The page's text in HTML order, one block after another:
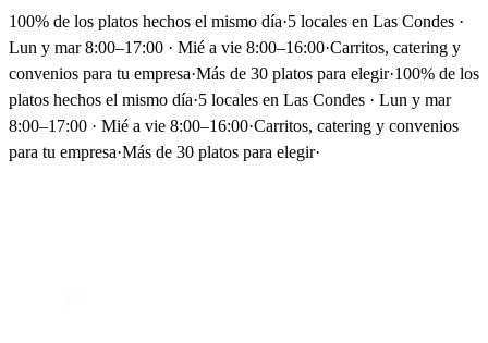
100% de los platos hechos el mismo día·5 locales en Las Condes ·
Lun y mar 8:00–17:00 · Mié a vie 8:00–16:00·Carritos, catering y
convenios para tu empresa·Más de 30 platos para elegir·100% de los
platos hechos el mismo día·5 locales en Las Condes · Lun y mar
8:00–17:00 · Mié a vie 8:00–16:00·Carritos, catering y convenios
para tu empresa·Más de 30 platos para elegir·